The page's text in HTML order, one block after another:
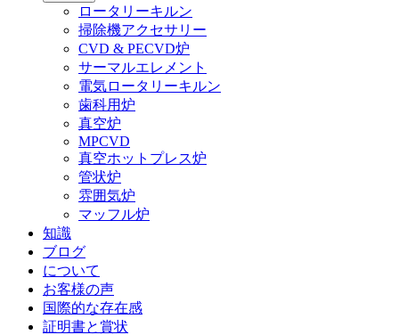
ロータリーキルン
掃除機アクセサリー
CVD & PECVD炉
サーマルエレメント
電気ロータリーキルン
歯科用炉
真空炉
MPCVD
真空ホットプレス炉
管状炉
雰囲気炉
マッフル炉
知識
ブログ
について
お客様の声
国際的な存在感
証明書と賞状